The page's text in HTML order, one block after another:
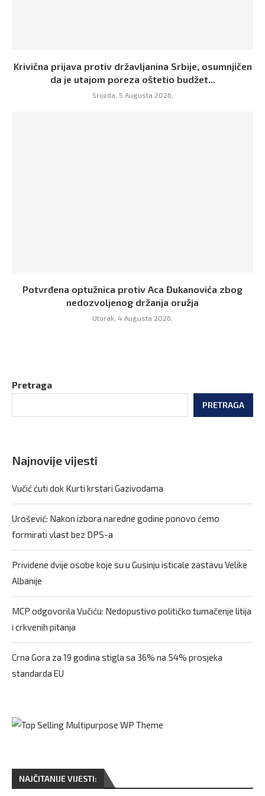
Krivična prijava protiv državljanina Srbije, osumnjičen
da je utajom poreza oštetio budžet...
Srijeda, 5 Augusta 2026,
Potvrđena optužnica protiv Aca Đukanovića zbog
nedozvoljenog držanja oružja
Utorak, 4 Augusta 2026,
Pretraga
PRETRAGA
Najnovije vijesti
Vučić ćuti dok Kurti krstari Gazivodama
Urošević: Nakon izbora naredne godine ponovo ćemo
formirati vlast bez DPS-a
Prividene dvije osobe koje su u Gusinju isticale zastavu Velike
Albanije
MCP odgovorila Vučiću: Nedopustivo političko tumačenje litija
i crkvenih pitanja
Crna Gora za 19 godina stigla sa 36% na 54% prosjeka
standarda EU
NAJČITANIJE VIJESTI: